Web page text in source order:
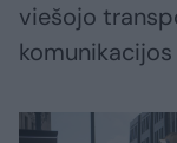
viešojo